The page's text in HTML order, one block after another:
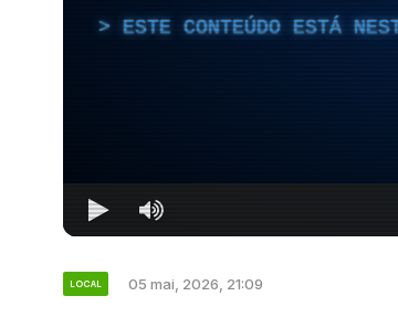
ESTE CONTEÚDO ESTÁ
LOCAL 05 mai, 2026, 21:09